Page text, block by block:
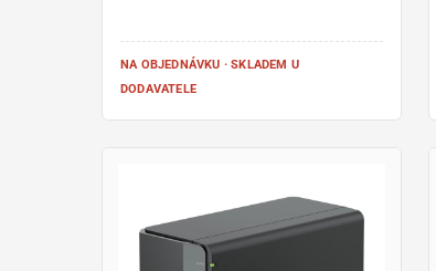
NA OBJEDNÁVKU · SKLADEM U
DODAVATELE